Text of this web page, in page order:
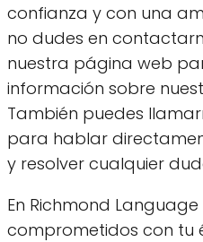
confianza y con una
no dudes en
nuestra página web
información sobre
También puedes
para hablar
y resolver cualquier
En Richmond
comprometidos con tu